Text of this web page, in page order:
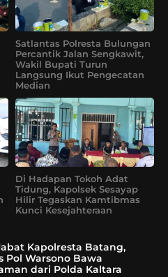
Satlantas Polresta Bulungan
Percantik Jalan Sengkawit,
Wakil Bupati Turun
Langsung Ikut Pengecatan
Median
Di Hadapan Tokoh Adat
Tidung, Kapolsek Sesayap
Hilir Tegaskan Kamtibmas
Kunci Kesejahteraan
Kapolresta Batang,
Pol Warsono Bawa
dari Polda Kaltara